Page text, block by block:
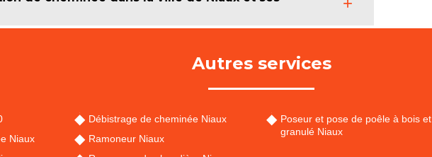
Autres services
Niaux
Débistrage de cheminée Niaux
Ramoneur Niaux
Poseur et pose de poêle à bois et
granulé Niaux